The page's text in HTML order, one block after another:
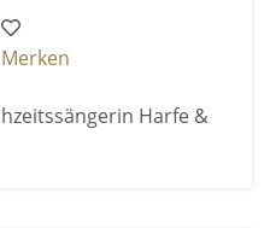
Merken
Harfe &